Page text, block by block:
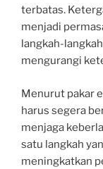
terbatas.
menjadi
langkah-
mengurangi
Menurut pakar
harus segera
menjaga
satu langkah
meningkatkan